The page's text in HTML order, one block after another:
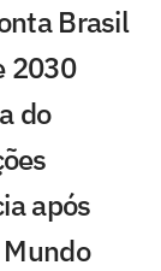
Brasil
2030
do
após